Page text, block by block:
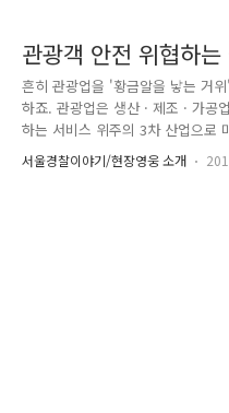
관광객 안전 위협하
흔히 관광업을 '황금알을 낳는 거
하죠. 관광업은 생산 · 제조 · 가공
하는 서비스 위주의 3차 산업으로
성장 산업이라고 할 수 있는데요.
2차 국민관광진흥회의를 주재하
서울경찰이야기/현장영웅 소개